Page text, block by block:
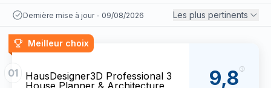
Dernière mise à jour - 09/08/2026 Les plus pertinents
Meilleur choix
01
HausDesigner3D Professional 3
House Planner & Architecture
9,8